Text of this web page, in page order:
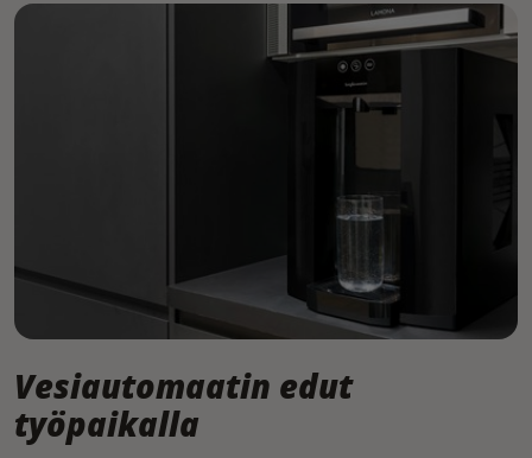
Vesiautomaatin edut
työpaikalla